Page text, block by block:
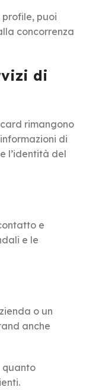
puoi
concorrenza
di
rimangono
di
l’identità del
e
e le
o un
anche
quanto